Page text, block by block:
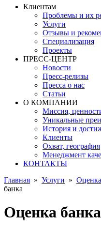
Клиентам
Проблемы и их
Услуги
Отзывы и
Специализация
Проекты
ПРЕСС-ЦЕНТР
Новости
Пресс-релизы
Пресса о нас
Статьи
О КОМПАНИИ
Миссия,
Уникальные
История и
Клиенты
Охват, география
Менеджмент
КОНТАКТЫ
Главная » Услуги » Оценка
банка
Оценка банка